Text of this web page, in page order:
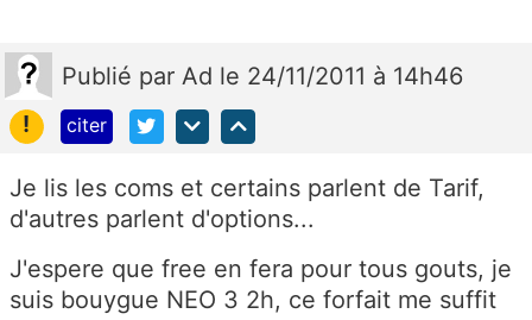
Publié par Ad le 24/11/2011 à 14h46
!
citer
Je lis les coms et certains parlent de Tarif,
d'autres parlent d'options...
J'espere que free en fera pour tous gouts, je
suis bouygue NEO 3 2h, ce forfait me suffit